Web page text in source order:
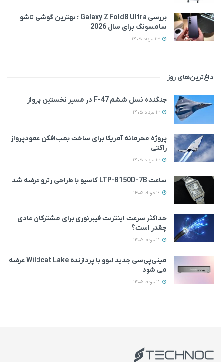
بررسی Galaxy Z Fold8 Ultra ؛ بهترین گوشی تاشو
سامسونگ برای سال 2026
داغ‌ترین‌های روز
جنگنده نسل ششم F-47 در مسیر نخستین پرواز
پروژه محرمانه آمریکا برای ساخت بمب‌افکن عمودپرواز
راکتی
ساعت LTP-B150D-7B کاسیو با طراحی رترو عرضه شد
حداکثر سرعت اینترنت فیبرنوری برای مشترکان عادی
چقدر است؟
مینی‌پی‌سی جدید لنوو با پردازنده Wildcat Lake عرضه
می‌ شود